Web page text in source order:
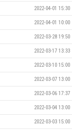
2022-04-01 15:30
2022-04-01 10:00
2022-03-28 19:50
2022-03-17 13:33
2022-03-10 15:00
2022-03-07 13:00
2022-03-06 17:37
2022-03-04 13:00
2022-03-03 15:00